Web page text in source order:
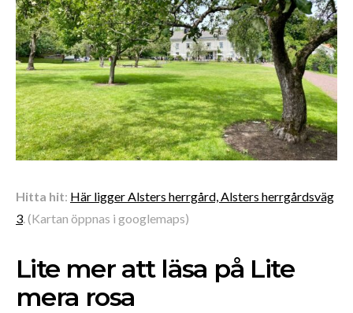
Hitta hit: Här ligger Alsters herrgård, Alsters herrgårdsväg
3. (Kartan öppnas i googlemaps)
Lite mer att läsa på Lite
mera rosa